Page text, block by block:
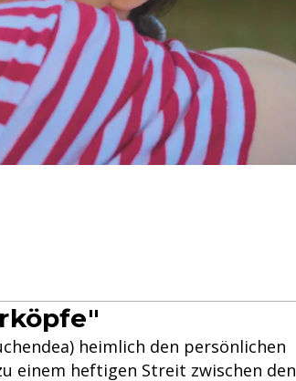
heimlich den persönlichen
einem heftigen Streit zwischen den